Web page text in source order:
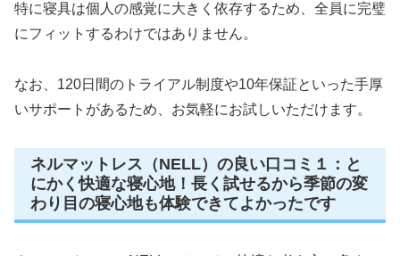
特に寝具は個人の感覚に大きく依存するため、全員に完璧
にフィットするわけではありません。
なお、120日間のトライアル制度や10年保証といった手厚
いサポートがあるため、お気軽にお試しいただけます。
ネルマットレス（NELL）の良い口コミ１：と
にかく快適な寝心地！長く試せるから季節の変
わり目の寝心地も体験できてよかったです